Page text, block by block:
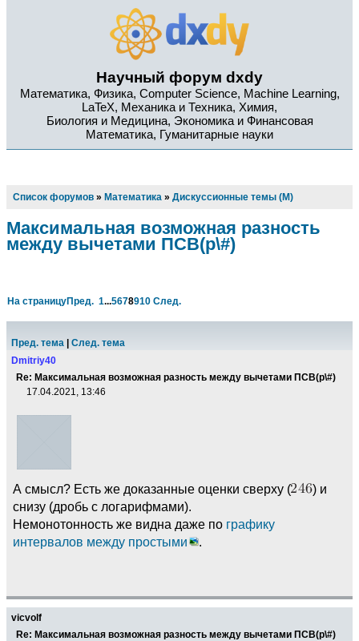
Научный форум dxdy
Математика, Физика, Computer Science, Machine Learning,
LaTeX, Механика и Техника, Химия,
Биология и Медицина, Экономика и Финансовая
Математика, Гуманитарные науки
Список форумов » Математика » Дискуссионные темы (М)
Максимальная возможная разность
между вычетами ПСВ(p\#)
На страницуПред. 1...5678910 След.
Пред. тема
След. тема
Dmitriy40
Re: Максимальная возможная разность между вычетами ПСВ(p\#)
17.04.2021, 13:46
А смысл? Есть же доказанные оценки сверху (
) и
снизу (дробь с логарифмами).
Немонотонность же видна даже по графику
интервалов между простыми
.
vicvolf
Re: Максимальная возможная разность между вычетами ПСВ(p\#)